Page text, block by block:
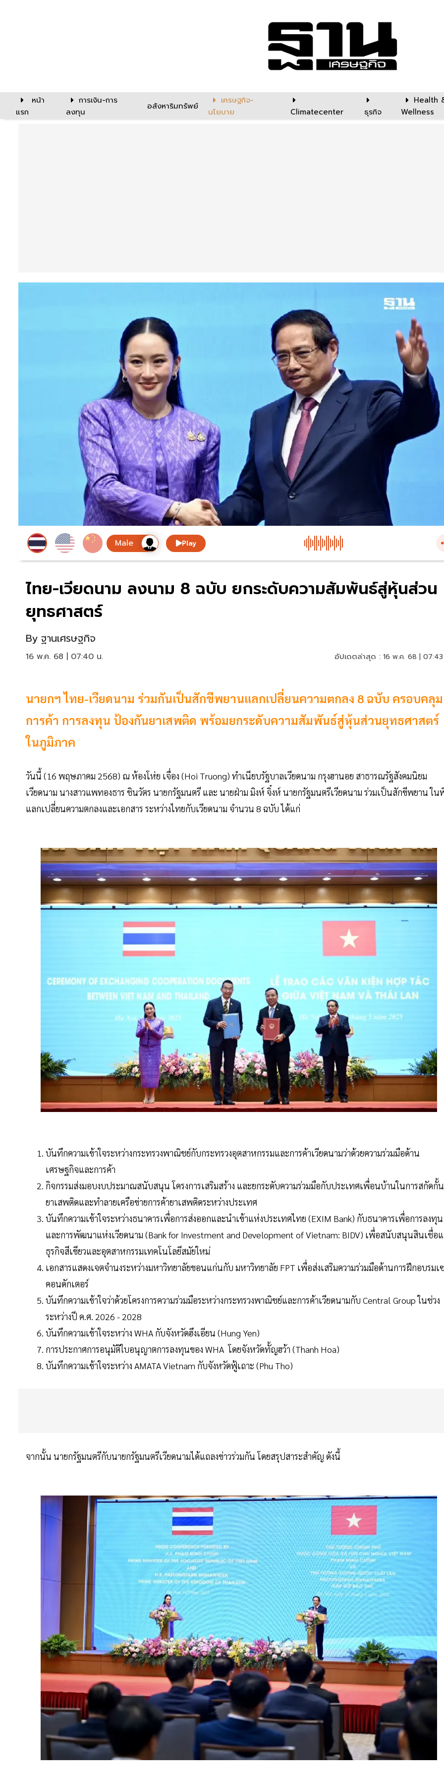
หน้า
แรก
การเงิน-การ
ลงทุน
อสังหาริมทรัพย์
เศรษฐกิจ-
นโยบาย
Climatecenter ธุรกิจ
Health
Wellness
Play
ไทย-เวียดนาม ลงนาม 8 ฉบับ ยกระดับความสัมพันธ์สู่หุ้นส่วน
ยุทธศาสตร์
By ฐานเศรษฐกิจ
16 พ.ค. 68 | 07:40 น. อัปเดตล่าสุด : 16 พ.ค. 68 |
นายกฯ ไทย-เวียดนาม ร่วมกันเป็นสักขีพยานแลกเปลี่ยนความตกลง 8 ฉบับ ครอบคลุม
การค้า การลงทุน ป้องกันยาเสพติด พร้อมยกระดับความสัมพันธ์สู่หุ้นส่วนยุทธศาสตร์
ในภูมิภาค
วันนี้ (16 พฤษภาคม 2568) ณ ห้องโห่ย เจื่อง (Hoi Truong) ทำเนียบรัฐบาลเวียดนาม กรุงฮานอย สาธารณรัฐสังคมนิยม
เวียดนาม นางสาวแพทองธาร ชินวัตร นายกรัฐมนตรี และ นายฝ่าม มิงห์ จิ๋งห์ นายกรัฐมนตรีเวียดนาม ร่วมเป็นสักขีพยาน ใน
แลกเปลี่ยนความตกลงและเอกสาร ระหว่างไทยกับเวียดนาม จำนวน 8 ฉบับ ได้แก่
บันทึกความเข้าใจระหว่างกระทรวงพาณิชย์กับกระทรวงอุตสาหกรรมและการค้าเวียดนามว่าด้วยความร่วมมือด้าน
เศรษฐกิจและการค้า
กิจกรรมส่งมอบงบประมาณสนับสนุน โครงการเสริมสร้าง และยกระดับความร่วมมือกับประเทศเพื่อนบ้านในการสกัดกั้น
ยาเสพติดและทำลายเครือข่ายการค้ายาเสพติดระหว่างประเทศ
บันทึกความเข้าใจระหว่างธนาคารเพื่อการส่งออกและนำเข้าแห่งประเทศไทย (EXIM Bank) กับธนาคารเพื่อการลงทุน
และการพัฒนาแห่งเวียดนาม (Bank for Investment and Development of Vietnam: BIDV) เพื่อสนับสนุนสินเชื่อ
ธุรกิจสีเขียวและอุตสาหกรรมเทคโนโลยีสมัยใหม่
เอกสารแสดงเจตจำนงระหว่างมหาวิทยาลัยขอนแก่นกับ มหาวิทยาลัย FPT เพื่อส่งเสริมความร่วมมือด้านการฝึกอบรมเ
คอนดักเตอร์
บันทึกความเข้าใจว่าด้วยโครงการความร่วมมือระหว่างกระทรวงพาณิชย์และการค้าเวียดนามกับ Central Group ในช่วง
ระหว่างปี ค.ศ. 2026 - 2028
บันทึกความเข้าใจระหว่าง WHA กับจังหวัดฮึงเอียน (Hung Yen)
การประกาศการอนุมัติใบอนุญาตการลงทุนของ WHA โดยจังหวัดทั้ญฮว้า (Thanh Hoa)
บันทึกความเข้าใจระหว่าง AMATA Vietnam กับจังหวัดฟู้เถาะ (Phu Tho)
จากนั้น นายกรัฐมนตรีกับนายกรัฐมนตรีเวียดนามได้แถลงข่าวร่วมกัน โดยสรุปสาระสำคัญ ดังนี้